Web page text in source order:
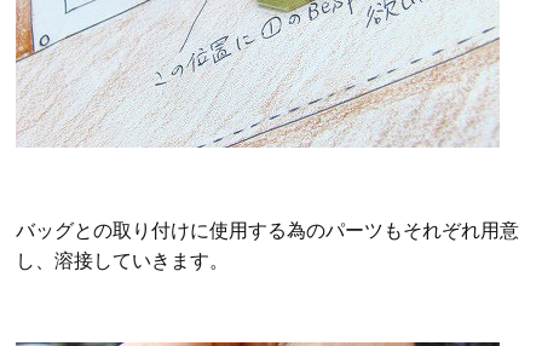
バッグとの取り付けに使用する為のパーツもそれぞれ用意
し、溶接していきます。